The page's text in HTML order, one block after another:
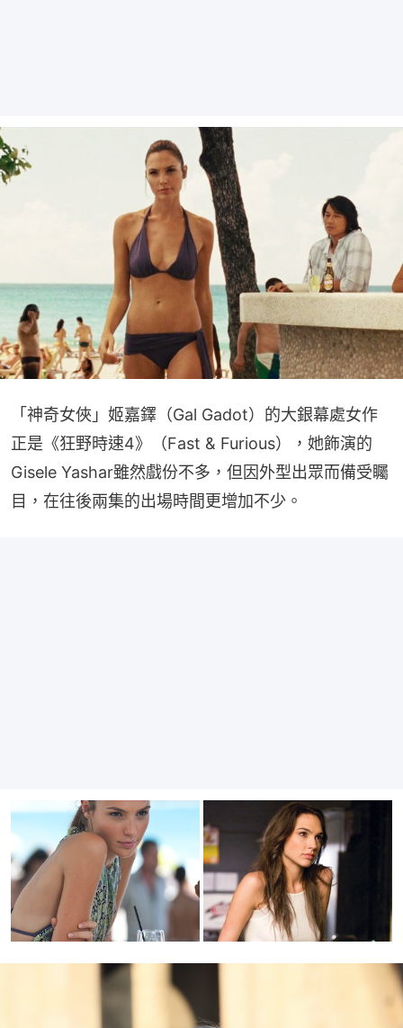
「神奇女俠」姬嘉鐸（Gal Gadot）的大銀幕處女作
正是《狂野時速4》（Fast & Furious），她飾演的
Gisele Yashar雖然戲份不多，但因外型出眾而備受矚
目，在往後兩集的出場時間更增加不少。